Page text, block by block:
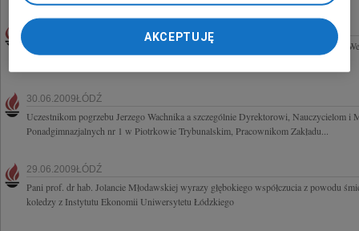
Panu Doktorowi Andrzejowi Komorowskiemu Prezesowi Krajowej Rady Lekarsko-
30.06.2009ŁÓDŹ
Uczestnikom pogrzebu Jerzego Wachnika a szczególnie Dyrektorowi, Nauczycielom i
Ponadgimnazjalnych nr 1 w Piotrkowie Trybunalskim, Pracownikom Zakładu...
29.06.2009ŁÓDŹ
Pani prof. dr hab. Jolancie Młodawskiej wyrazy głębokiego współczucia z powodu
koledzy z Instytutu Ekonomii Uniwersytetu Łódzkiego
AKCEPTUJĘ